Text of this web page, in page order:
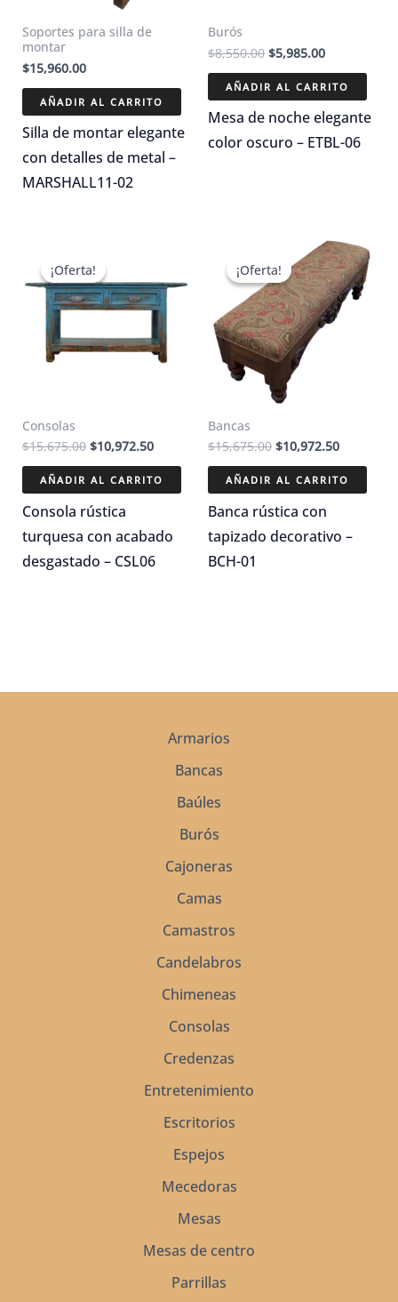
Soportes para silla de
montar
$15,960.00
AÑADIR AL CARRITO
Silla de montar elegante
con detalles de metal –
MARSHALL11-02
Burós
$8,550.00 El
original
era:
$8,550.00.
$5,985.00El
actual
es:
$5,985.00.
AÑADIR AL CARRITO
Mesa de noche elegante
color oscuro – ETBL-06
¡Oferta!
¡Oferta!
Consolas
$15,675.00 El
original
era:
$15,675.00.
$10,972.50El
actual
es:
$10,972.50.
AÑADIR AL CARRITO
Consola rústica
turquesa con acabado
desgastado – CSL06
¡Oferta!
¡Oferta!
Bancas
$15,675.00 El
original
era:
$15,675.00.
$10,972.50El
actual
es:
AÑADIR AL CARRITO
Banca rústica con
tapizado decorativo –
BCH-01
Armarios
Bancas
Baúles
Burós
Cajoneras
Camas
Camastros
Candelabros
Chimeneas
Consolas
Credenzas
Entretenimiento
Escritorios
Espejos
Mecedoras
Mesas
Mesas de centro
Parrillas